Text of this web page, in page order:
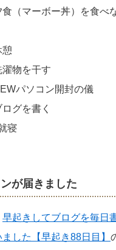
（マーボー丼）を食べ
物を干す
パソコン開封の儀
グを書く
が届きました
早起きしてブログを毎日
した【早起き88日目】